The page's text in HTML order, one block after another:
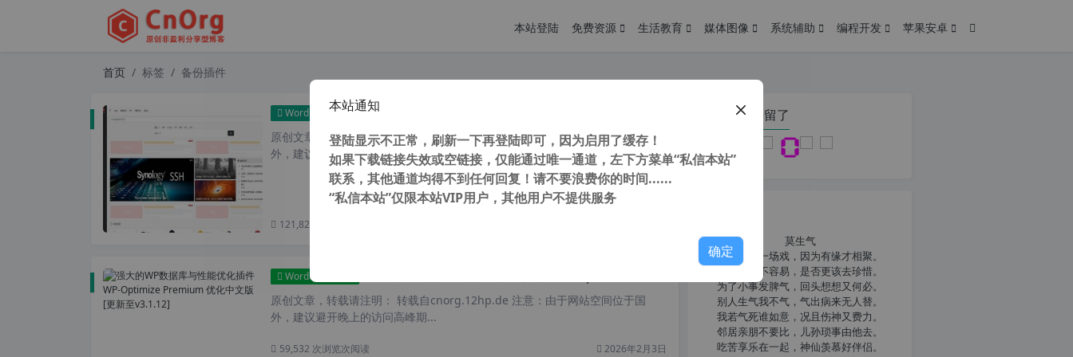
本站登陆 免费资源 生活教育 媒体图像 系统辅助 编程开发 苹果安卓
首页 标签 备份插件
WordPress主题 WordPress网址导航主题WebStack Pro V2.0406完美去授权+插件+数据+亲测+安装教程
原创文章，转载请注明： 转载自cnorg.12hp.de 注意：由于网站空间位于国
外，建议避开晚上的访问高峰期...
121,827 次浏览
WordPress插件
原创文章，转载请注明： 转载自cnorg.12hp.de 注意：由于网站空间位于国
外，建议避开晚上的访问高峰期...
59,532 次浏览次阅读 2026年2月3日
您在本页停留了
莫生气
人生就像一场戏，因为有缘才相聚。
相扶到老不容易，是否更该去珍惜。
为了小事发脾气，回头想想又何必。
别人生气我不气，气出病来无人替。
我若气死谁如意，况且伤神又费力。
邻居亲朋不要比，儿孙琐事由他去。
吃苦享乐在一起，神仙羡慕好伴侣。
本站通知
登陆显示不正常，刷新一下再登陆即可，因为启用了缓存！
如果下载链接失效或空链接，仅能通过唯一通道，左下方菜单“私信本站”
联系，其他通道均得不到任何回复！请不要浪费你的时间......
“私信本站”仅限本站VIP用户，其他用户不提供服务
确定